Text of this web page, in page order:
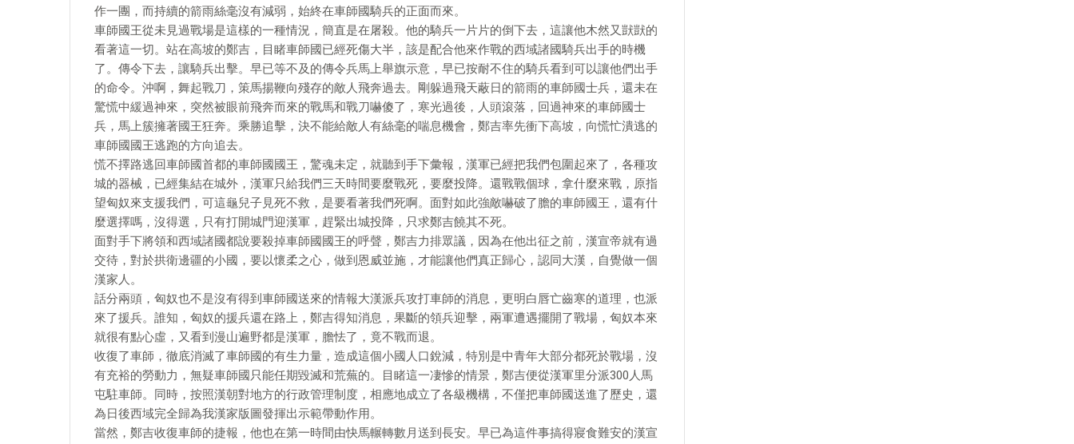
作一團，而持續的箭雨絲毫沒有減弱，始終在車師國騎兵的正面而來。
車師國王從未見過戰場是這樣的一種情況，簡直是在屠殺。他的騎兵一片片的倒下去，這讓他木然又獃獃的
看著這一切。站在高坡的鄭吉，目睹車師國已經死傷大半，該是配合他來作戰的西域諸國騎兵出手的時機
了。傳令下去，讓騎兵出擊。早已等不及的傳令兵馬上舉旗示意，早已按耐不住的騎兵看到可以讓他們出手
的命令。沖啊，舞起戰刀，策馬揚鞭向殘存的敵人飛奔過去。剛躲過飛天蔽日的箭雨的車師國士兵，還未在
驚慌中緩過神來，突然被眼前飛奔而來的戰馬和戰刀嚇傻了，寒光過後，人頭滾落，回過神來的車師國士
兵，馬上簇擁著國王狂奔。乘勝追擊，決不能給敵人有絲毫的喘息機會，鄭吉率先衝下高坡，向慌忙潰逃的
車師國國王逃跑的方向追去。
慌不擇路逃回車師國首都的車師國國王，驚魂未定，就聽到手下彙報，漢軍已經把我們包圍起來了，各種攻
城的器械，已經集結在城外，漢軍只給我們三天時間要麼戰死，要麼投降。還戰戰個球，拿什麼來戰，原指
望匈奴來支援我們，可這龜兒子見死不救，是要看著我們死啊。面對如此強敵嚇破了膽的車師國王，還有什
麼選擇嗎，沒得選，只有打開城門迎漢軍，趕緊出城投降，只求鄭吉饒其不死。
面對手下將領和西域諸國都說要殺掉車師國國王的呼聲，鄭吉力排眾議，因為在他出征之前，漢宣帝就有過
交待，對於拱衛邊疆的小國，要以懷柔之心，做到恩威並施，才能讓他們真正歸心，認同大漢，自覺做一個
漢家人。
話分兩頭，匈奴也不是沒有得到車師國送來的情報大漢派兵攻打車師的消息，更明白唇亡齒寒的道理，也派
來了援兵。誰知，匈奴的援兵還在路上，鄭吉得知消息，果斷的領兵迎擊，兩軍遭遇擺開了戰場，匈奴本來
就很有點心虛，又看到漫山遍野都是漢軍，膽怯了，竟不戰而退。
收復了車師，徹底消滅了車師國的有生力量，造成這個小國人口銳減，特別是中青年大部分都死於戰場，沒
有充裕的勞動力，無疑車師國只能任期毀滅和荒蕪的。目睹這一凄慘的情景，鄭吉便從漢軍里分派300人馬
屯駐車師。同時，按照漢朝對地方的行政管理制度，相應地成立了各級機構，不僅把車師國送進了歷史，還
為日後西域完全歸為我漢家版圖發揮出示範帶動作用。
當然，鄭吉收復車師的捷報，他也在第一時間由快馬輾轉數月送到長安。早已為這件事搞得寢食難安的漢宣